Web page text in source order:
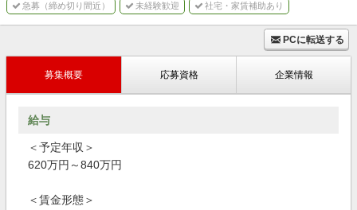
急募（締め切り間近） 未経験歓迎 社宅・家賃補助あり
PCに転送する
募集概要 応募資格 企業情報
給与
＜予定年収＞
620万円～840万円
＜賃金形態＞